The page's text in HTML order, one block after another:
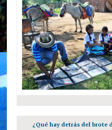
¿Qué hay detrás del brote